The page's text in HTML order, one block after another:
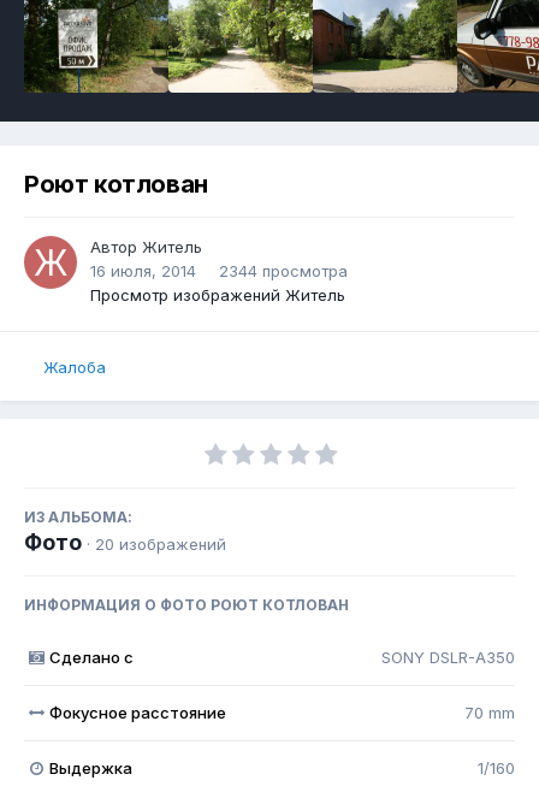
Роют котлован
Автор Житель
16 июля, 2014
2344 просмотра
Просмотр изображений Житель
Жалоба
ИЗ АЛЬБОМА:
Фото · 20 изображений
ИНФОРМАЦИЯ О ФОТО РОЮТ КОТЛОВАН
Сделано с SONY DSLR-A350
Фокусное расстояние 70 mm
Выдержка 1/160